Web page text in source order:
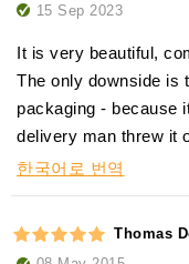
15 Sep 2023
It is very beautiful,
The only downside is
packaging - because
delivery man threw it
한국어로 번역
Thomas